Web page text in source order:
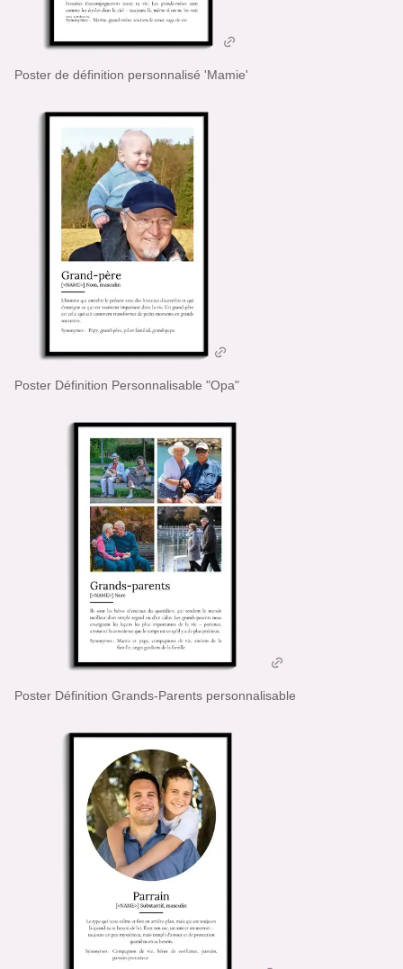
Poster de définition personnalisé 'Mamie'
Poster Définition Personnalisable "Opa"
Poster Définition Grands-Parents personnalisable